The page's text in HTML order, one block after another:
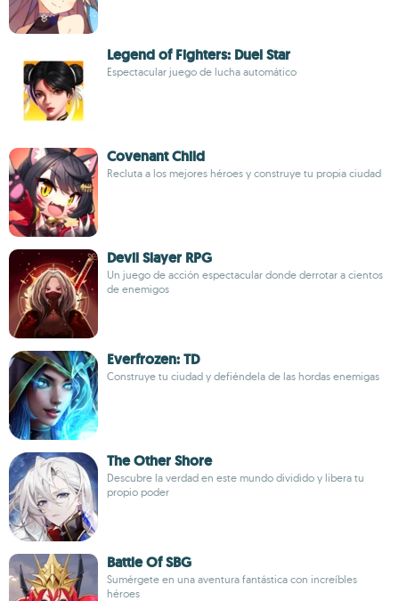
Legend of Fighters: Duel Star
Espectacular juego de lucha automático
Covenant Child
Recluta a los mejores héroes y construye tu propia ciudad
Devil Slayer RPG
Un juego de acción espectacular donde derrotar a cientos
de enemigos
Everfrozen: TD
Construye tu ciudad y defiéndela de las hordas enemigas
The Other Shore
Descubre la verdad en este mundo dividido y libera tu
propio poder
Battle Of SBG
Sumérgete en una aventura fantástica con increíbles
héroes